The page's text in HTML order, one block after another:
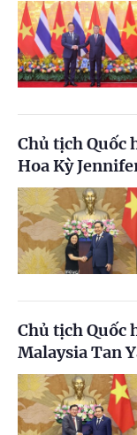
Chủ tịch Quốc
Hoa Kỳ
Chủ tịch Quốc
Malaysia Tan